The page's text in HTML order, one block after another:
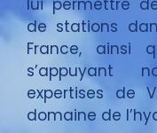
de stations
France, ainsi
s’appuyant
expertises de
domaine de